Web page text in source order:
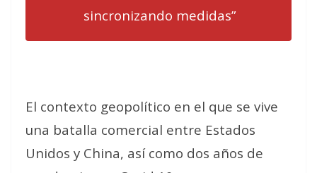
sincronizando medidas”
El contexto geopolítico en el que se vive
una batalla comercial entre Estados
Unidos y China, así como dos años de